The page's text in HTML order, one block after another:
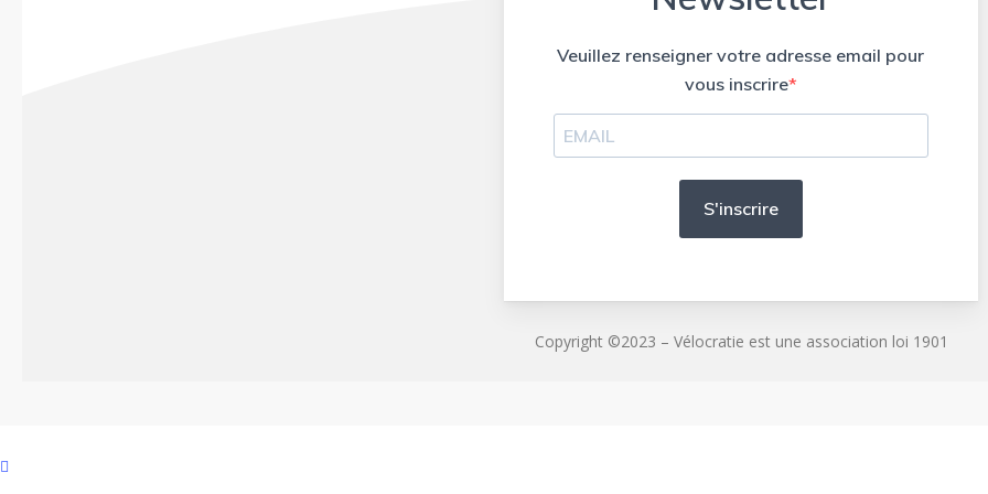
Veuillez renseigner votre adresse email pour
vous inscrire
S'inscrire
Copyright ©2023 – Vélocratie est une association loi 1901